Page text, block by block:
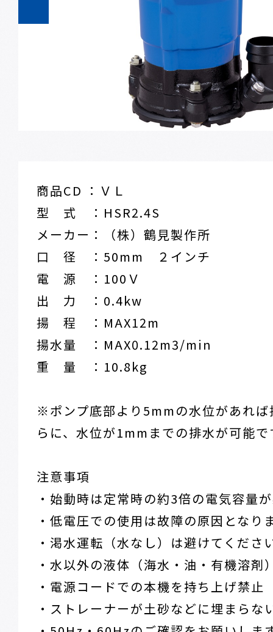
商品CD ：ＶＬ
型 式 ：HSR2.4S
メーカー：（株）鶴見製作所
口 径 ：50mm ２インチ
電 源 ：100Ｖ
出 力 ：0.4kw
揚 程 ：MAX12m
揚水量 ：MAX0.12m3/min
重 量 ：10.8kg
※ポンプ底部より5mmの水位があれば
らに、水位が1mmまでの排水が可能で
注意事項
・始動時は定常時の約3倍の電気容量
・低電圧での使用は故障の原因となり
・渇水運転（水なし）は避けてくださ
・水以外の液体（海水・油・有機溶剤
・電源コードでの本機を持ち上げ禁止
・ストレーナーが土砂などに埋まらな